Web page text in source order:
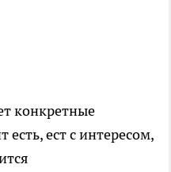
конкретные
ест с интересом,